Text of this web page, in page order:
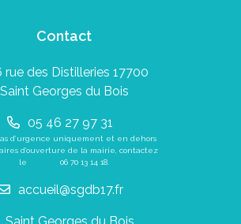
Contact
rue des Distilleries 17700
Saint Georges du Bois
05 46 27 97 31
d’urgence uniquement et en dehors
d’ouverture de la mairie, contactez
le 06 70 13 14 18
accueil@sgdb17.fr